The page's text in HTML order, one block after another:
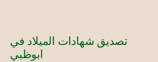
تصديق شهادات الميلاد في
ابوظبي